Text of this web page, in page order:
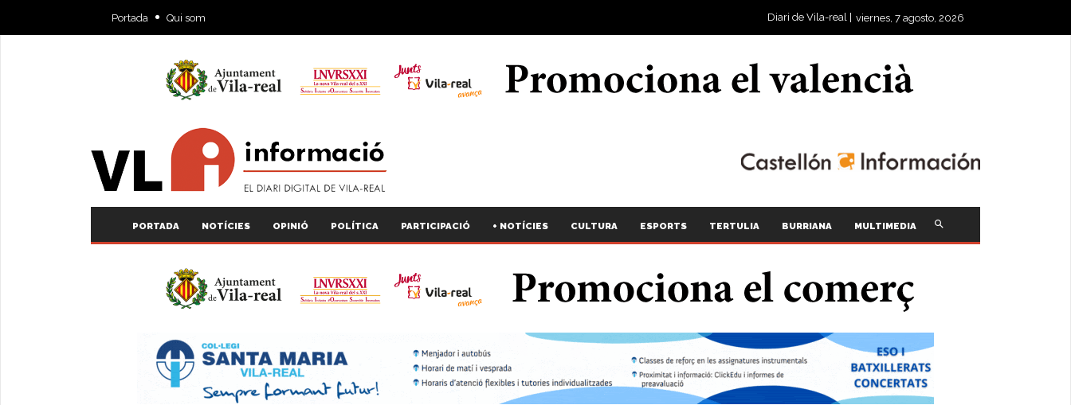
Portada Qui som Diari de Vila-real | viernes, 7 agosto, 2026
PORTADA NOTÍCIES OPINIÓ POLÍTICA PARTICIPACIÓ + NOTÍCIES CULTURA ESPORTS TERTULIA BURRIANA MULTIMEDIA